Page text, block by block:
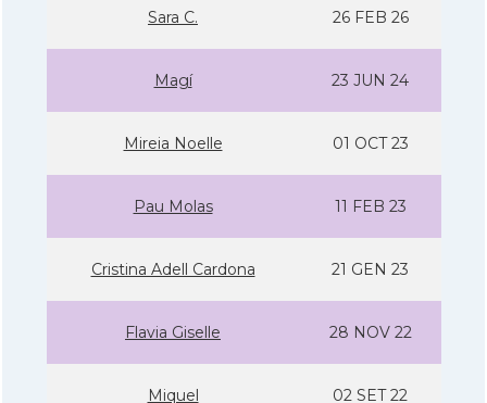
Sara C. 26 FEB 26
Magí­ 23 JUN 24
Mireia Noelle 01 OCT 23
Pau Molas 11 FEB 23
Cristina Adell Cardona 21 GEN 23
Flavia Giselle 28 NOV 22
Miquel 02 SET 22